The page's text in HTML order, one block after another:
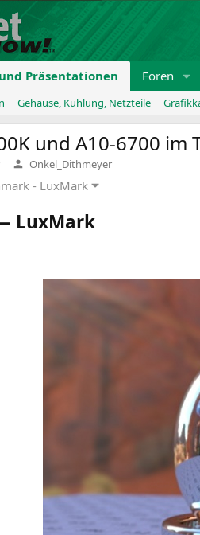
Präsentationen Foren
Gehäuse, Kühlung, Netzteile
und A10-6700 im
Verfasst
von
Onkel_Dithmeyer
- LuxMark
LuxMark